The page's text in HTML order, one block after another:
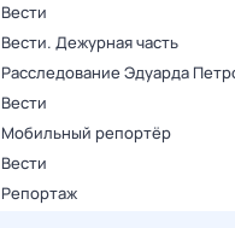
Вести
Вести. Дежурная часть
Расследование Эдуарда
Вести
Мобильный репортёр
Вести
Репортаж